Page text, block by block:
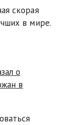
скорая
в мире.
о
в